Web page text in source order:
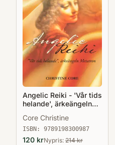
Angelic Reiki - 'Vår tids
helande', ärkeängeln
Core Christine
ISBN: 9789198300987
120 krNypris: 214kr